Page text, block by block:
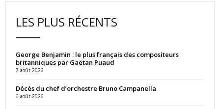
LES PLUS RÉCENTS
George Benjamin : le plus français des compositeurs
britanniques par Gaëtan Puaud
7 août 2026
Décès du chef d’orchestre Bruno Campanella
6 août 2026